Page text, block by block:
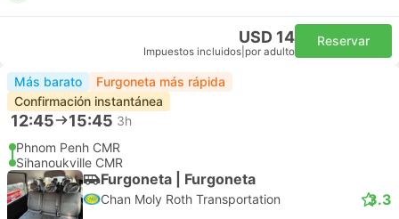
USD 14
Impuestos incluidos por adulto
Reservar
Más barato
Furgoneta más rápida
Confirmación instantánea
12:45 15:45 3h
Phnom Penh CMR
Sihanoukville CMR
Furgoneta | Furgoneta
Chan Moly Roth Transportation 3.3